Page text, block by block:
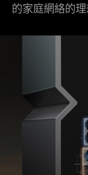
的家庭網絡的